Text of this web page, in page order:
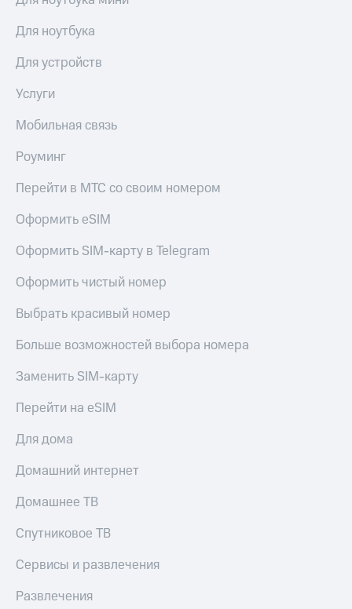
Для ноутбука
Для устройств
Услуги
Мобильная связь
Роуминг
Перейти в МТС со своим номером
Оформить eSIM
Оформить SIM-карту в Telegram
Оформить чистый номер
Выбрать красивый номер
Больше возможностей выбора номера
Заменить SIM-карту
Перейти на eSIM
Для дома
Домашний интернет
Домашнее ТВ
Спутниковое ТВ
Сервисы и развлечения
Развлечения